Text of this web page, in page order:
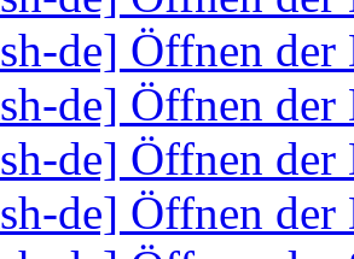
de] Öffnen
de] Öffnen
de] Öffnen
de] Öffnen